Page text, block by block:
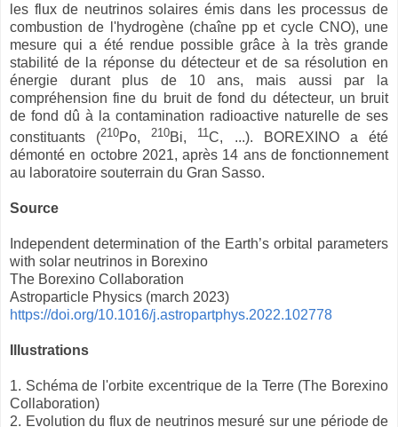
les flux de neutrinos solaires émis dans les processus de
combustion de l'hydrogène (chaîne pp et cycle CNO), une
mesure qui a été rendue possible grâce à la très grande
stabilité de la réponse du détecteur et de sa résolution en
énergie durant plus de 10 ans, mais aussi par la
compréhension fine du bruit de fond du détecteur, un bruit
de fond dû à la contamination radioactive naturelle de ses
constituants (210Po,210Bi, 11 C, ...). BOREXINO a été
démonté en octobre 2021, après 14 ans de fonctionnement
au laboratoire souterrain du Gran Sasso.
Source
Independent determination of the Earth’s orbital parameters
with solar neutrinos in Borexino
The Borexino Collaboration
Astroparticle Physics (march 2023)
https://doi.org/10.1016/j.astropartphys.2022.102778
Illustrations
1. Schéma de l'orbite excentrique de la Terre (The Borexino
Collaboration)
2. Evolution du flux de neutrinos mesuré sur une période de